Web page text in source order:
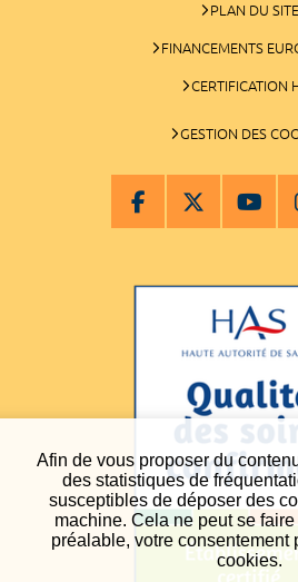
Afin de vous proposer du
des statistiques de
susceptibles de déposer des
machine. Cela ne peut se
préalable, votre consentement
cookies.
PLAN DU SITE
FINANCEMENTS
CERTIFICATION
GESTION DES